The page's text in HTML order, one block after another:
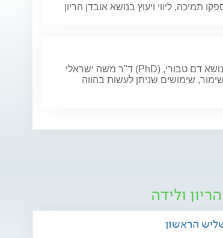
תמיכה, ליווי ויעוץ בנושא אובדן הריון
ד"ר משה ישראלי (PhD) ישיב על שאלות בנושא דם טבורי,
שימושים שניתן לעשות בהווה
ולידה
הראשון